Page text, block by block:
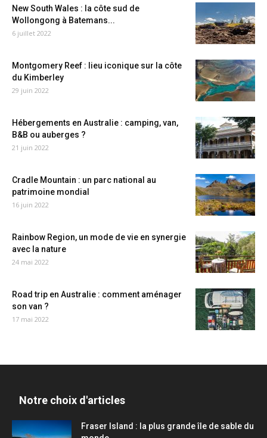
New South Wales : la côte sud de
Wollongong à Batemans...
6 juillet 2022
Montgomery Reef : lieu iconique sur la côte
du Kimberley
29 juin 2022
Hébergements en Australie : camping, van,
B&B ou auberges ?
21 juin 2022
Cradle Mountain : un parc national au
patrimoine mondial
16 juin 2022
Rainbow Region, un mode de vie en synergie
avec la nature
24 mai 2022
Road trip en Australie : comment aménager
son van ?
17 mai 2022
Notre choix d'articles
Fraser Island : la plus grande île de sable du